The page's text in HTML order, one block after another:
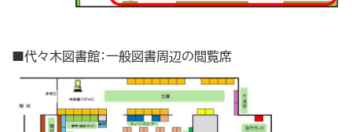
■代々木図書館：一般図書周辺の閲覧席